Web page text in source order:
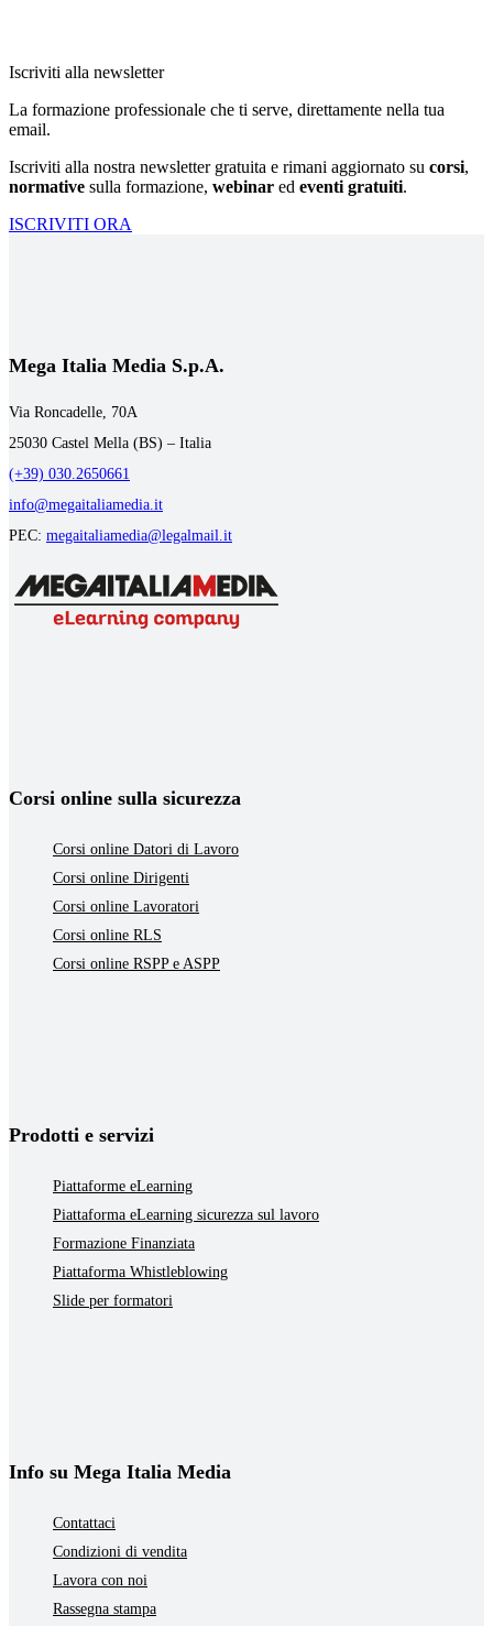
Iscriviti alla newsletter
La formazione professionale che ti serve, direttamente nella tua
email.
Iscriviti alla nostra newsletter gratuita e rimani aggiornato su corsi,
normative sulla formazione, webinar ed eventi gratuiti.
ISCRIVITI ORA
Mega Italia Media S.p.A.
Via Roncadelle, 70A
25030 Castel Mella (BS) – Italia
(+39) 030.2650661
info@megaitaliamedia.it
PEC: megaitaliamedia@legalmail.it
Corsi online sulla sicurezza
Corsi online Datori di Lavoro
Corsi online Dirigenti
Corsi online Lavoratori
Corsi online RLS
Corsi online RSPP e ASPP
Prodotti e servizi
Piattaforme eLearning
Piattaforma eLearning sicurezza sul lavoro
Formazione Finanziata
Piattaforma Whistleblowing
Slide per formatori
Info su Mega Italia Media
Contattaci
Condizioni di vendita
Lavora con noi
Rassegna stampa